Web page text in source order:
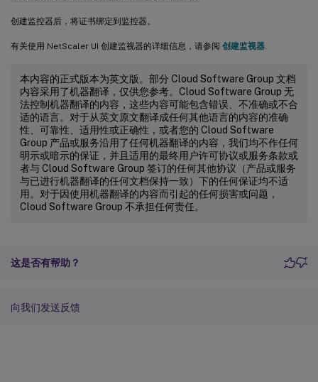
创建监控器后，将证书绑定到监控器。
有关使用 NetScaler UI 创建监视器的详细信息，请参阅 创建监视器.
本内容的正式版本为英文版。部分 Cloud Software Group 文档
内容采用了机器翻译，仅供您参考。Cloud Software Group 无
法控制机器翻译的内容，这些内容可能包含错误、不准确或不合
适的语言。对于从英文原文翻译成任何其他语言的内容的准确
性、可靠性、适用性或正确性，或者您的 Cloud Software
Group 产品或服务沿用了任何机器翻译的内容，我们均不作任何
明示或暗示的保证，并且适用的最终用户许可协议或服务条款或
者与 Cloud Software Group 签订的任何其他协议（产品或服务
与已进行机器翻译的任何文档保持一致）下的任何保证均不适
用。对于因使用机器翻译的内容而引起的任何损害或问题，
Cloud Software Group 不承担任何责任。
这是否有帮助？
向我们发送反馈